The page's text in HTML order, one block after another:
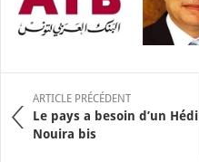
ARTICLE PRÉCÉDENT
Le pays a besoin d’un Hédi
Nouira bis